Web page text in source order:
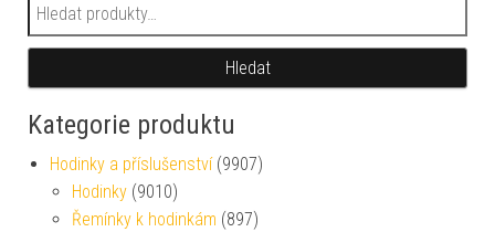
Hledat
Kategorie produktu
Hodinky a příslušenství (9907)
Hodinky (9010)
Řemínky k hodinkám (897)